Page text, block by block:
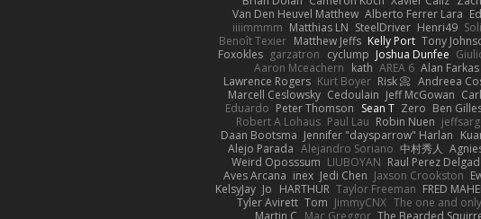
Van Den Heuvel Matthew Alberto Ferrer Lara
iiiimmmm Matthias LN SteelDriver Henri49
Benoît Texier Matthew Jeffs Kelly Port Tony
Foxokles garzatron cyclump Joshua Dunfee
Aaron Mceachern kath AREA 6 Alan Farkas
Lawrence Rogers Kurt Boyer Risk 📀 Andreea
Marcell Ceslowsky Cedoulain Jeff McGowan
Eduardo Peter Thomson Sean T Zero Ben
Robert A Lohaus Paul Lau Robin Nuen
Daan Bootsma Jennifer "daysparrow" Harlan
Alejo Parada Alejandro Soriano 中村秀人
Weird Oposssum LIUBOYAN Raul Perez
Aves Arcana inex Jedi Chen Jaxson Crookston
KelsyJay Jo HARTHUR Taylor Freeman FRED
Tyler Avirett Tom JimmyCNX The one and
Martin C Mac Greggor The Bearded